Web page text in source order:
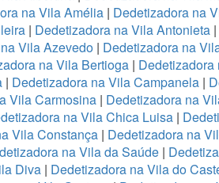
na Vila Amélia | Dedetizadora na
| Dedetizadora na Vila Antonieta |
Vila Azevedo | Dedetizadora na
na Vila Bertioga|
| Dedetizadora na Vila Campanela |
Vila Carmosina| Dedetizadora na
na Vila Chica Luisa |
Vila Constança| Dedetizadora na
na Vila da Saúde|
Diva | Dedetizadora na Vila do